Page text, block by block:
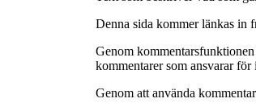
Denna sida kommer länkas in
Genom
kommentarer som ansvarar för
Genom att använda